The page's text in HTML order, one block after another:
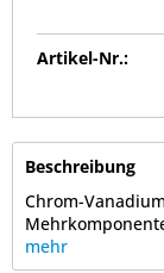
Artikel-Nr.:
Beschreibung
Chrom-
mehr